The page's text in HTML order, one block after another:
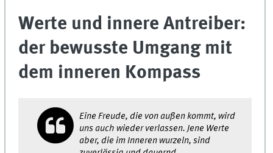
Werte und innere Antreiber:
der bewusste Umgang mit
dem inneren Kompass
Eine Freude, die von außen kommt, wird
uns auch wieder verlassen. Jene Werte
aber, die im Inneren wurzeln, sind